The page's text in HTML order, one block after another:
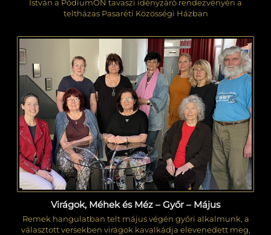
István a PódiumON tavaszi idényzáró rendezvényén a
teltházas Pasaréti Közösségi Házban
Virágok, Méhek és Méz – Győr – Május
Remek hangulatban telt május végén győri alkalmunk, a
választott versekben virágok kavalkádja elevenedett meg,